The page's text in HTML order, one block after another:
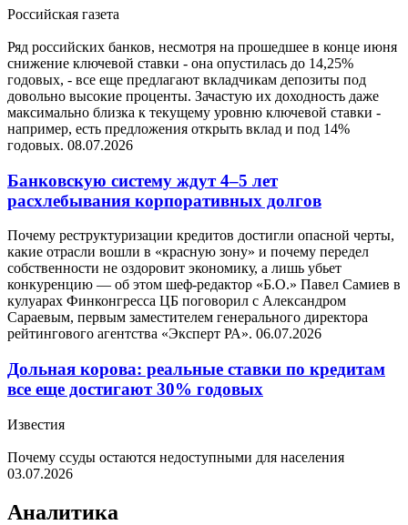
Российская газета
Ряд российских банков, несмотря на прошедшее в конце июня
снижение ключевой ставки - она опустилась до 14,25%
годовых, - все еще предлагают вкладчикам депозиты под
довольно высокие проценты. Зачастую их доходность даже
максимально близка к текущему уровню ключевой ставки -
например, есть предложения открыть вклад и под 14%
годовых. 08.07.2026
Банковскую систему ждут 4–5 лет
расхлебывания корпоративных долгов
Почему реструктуризации кредитов достигли опасной черты,
какие отрасли вошли в «красную зону» и почему передел
собственности не оздоровит экономику, а лишь убьет
конкуренцию — об этом шеф-редактор «Б.О.» Павел Самиев в
кулуарах Финконгресса ЦБ поговорил с Александром
Сараевым, первым заместителем генерального директора
рейтингового агентства «Эксперт РА». 06.07.2026
Дольная корова: реальные ставки по кредитам
все еще достигают 30% годовых
Известия
Почему ссуды остаются недоступными для населения
03.07.2026
Аналитика